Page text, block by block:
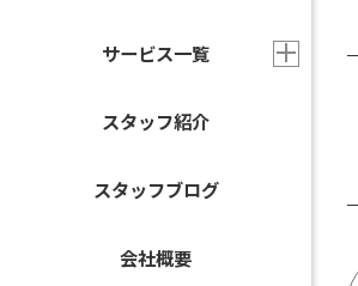
サービス一覧
スタッフ紹介
スタッフブログ
会社概要